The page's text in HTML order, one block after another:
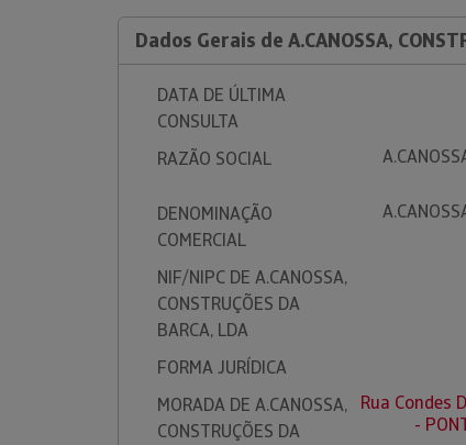
Dados Gerais de A.CANOSSA,
DATA DE ÚLTIMA
CONSULTA
RAZÃO SOCIAL
DENOMINAÇÃO
COMERCIAL
NIF/NIPC DE A.CANOSSA,
CONSTRUÇÕES DA
BARCA, LDA
FORMA JURÍDICA
MORADA DE A.CANOSSA,
CONSTRUÇÕES DA
Rua Condes
-